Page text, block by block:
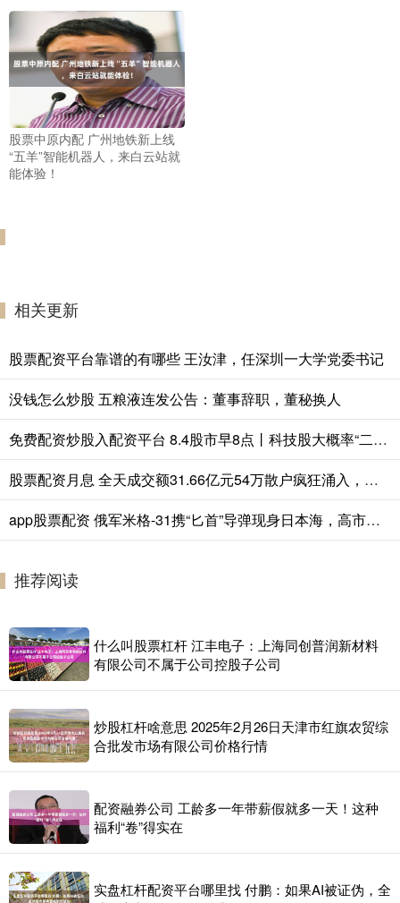
股票中原内配 广州地铁新上线
“五羊”智能机器人，来白云站就
能体验！
相关更新
股票配资平台靠谱的有哪些 王汝津，任深圳一大学党委书记
没钱怎么炒股 五粮液连发公告：董事辞职，董秘换人
免费配资炒股入配资平台 8.4股市早8点丨科技股大概率“二次起跳！
股票配资月息 全天成交额31.66亿元54万散户疯狂涌入，中国西电的“特高压盛宴”才刚刚开始？
app股票配资 俄军米格-31携“匕首”导弹现身日本海，高市早苗彻底慌了，日本真防不住？
推荐阅读
什么叫股票杠杆 江丰电子：上海同创普润新材料
有限公司不属于公司控股子公司
炒股杠杆啥意思 2025年2月26日天津市红旗农贸综
合批发市场有限公司价格行情
配资融券公司 工龄多一年带薪假就多一天！这种
福利“卷”得实在
实盘杠杆配资平台哪里找 付鹏：如果AI被证伪，全